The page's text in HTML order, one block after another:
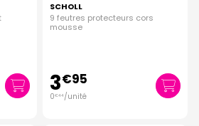
SCHOLL
9 feutres protecteurs cors
mousse
3€95
0€44 /unité